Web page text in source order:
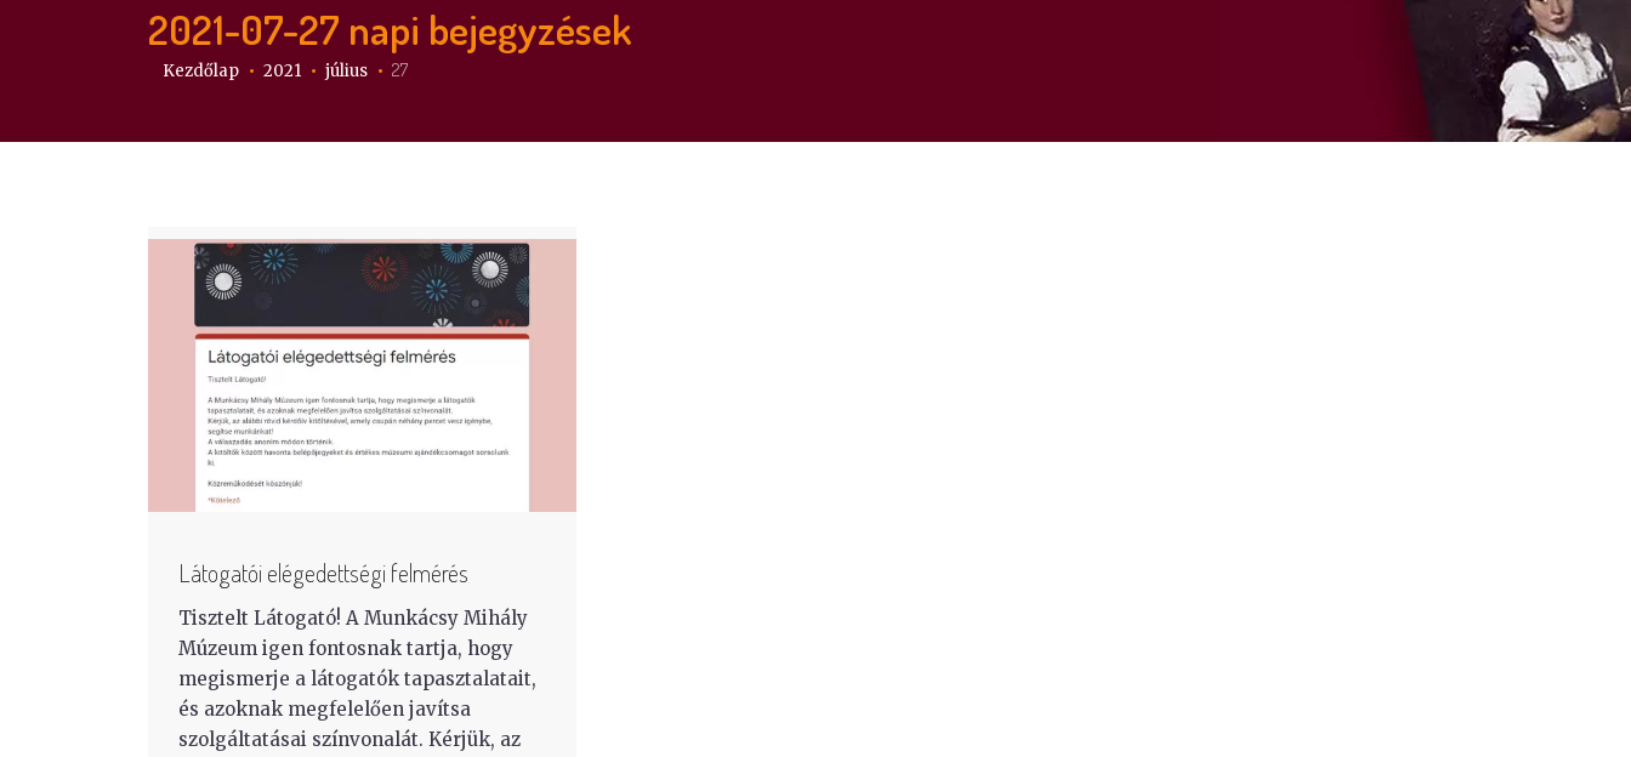
2021-07-27 napi bejegyzések
Itt vagy:
Kezdőlap 2021 július 27
Látogatói elégedettségi felmérés
Tisztelt Látogató! A Munkácsy Mihály
Múzeum igen fontosnak tartja, hogy
megismerje a látogatók tapasztalatait,
és azoknak megfelelően javítsa
szolgáltatásai színvonalát. Kérjük, az